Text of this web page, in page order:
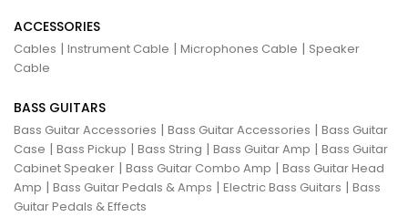
ACCESSORIES
Cables | Instrument Cable | Microphones Cable | Speaker
Cable
BASS GUITARS
Bass Guitar Accessories | Bass Guitar Accessories | Bass Guitar
Case | Bass Pickup | Bass String | Bass Guitar Amp | Bass Guitar
Cabinet Speaker | Bass Guitar Combo Amp | Bass Guitar Head
Amp | Bass Guitar Pedals & Amps | Electric Bass Guitars | Bass
Guitar Pedals & Effects